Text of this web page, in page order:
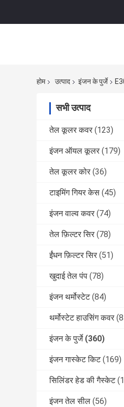
होम उत्पाद इंजन के पुर्जे
सभी उत्पाद
तेल कूलर कवर (123)
इंजन ऑयल कूलर (179)
तेल कूलर कोर (36)
टाइमिंग गियर केस (45)
इंजन वाल्व कवर (74)
तेल फ़िल्टर सिर (78)
ईंधन फ़िल्टर सिर (51)
खुदाई तेल पंप (78)
इंजन थर्मोस्टेट (84)
थर्मोस्टेट हाउसिंग कवर
इंजन के पुर्जे (360)
इंजन गास्केट किट (169)
सिलिंडर हेड की गैस्केट
इंजन तेल सील (56)